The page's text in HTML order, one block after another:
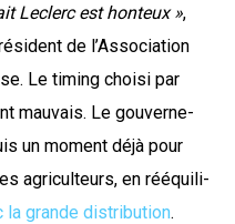
Leclerc est hon­teux »,
de l’Association
Le timing choi­si par
mau­vais. Le gou­ver­ne­
un moment déjà pour
agri­cul­teurs, en rééqui­li­
grande dis­tri­bu­tion.